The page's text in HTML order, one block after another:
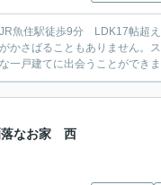
JR魚住駅徒歩9分 LDK17帖
さばることもありません。
一戸建てに出会うことができ
落なお家 西